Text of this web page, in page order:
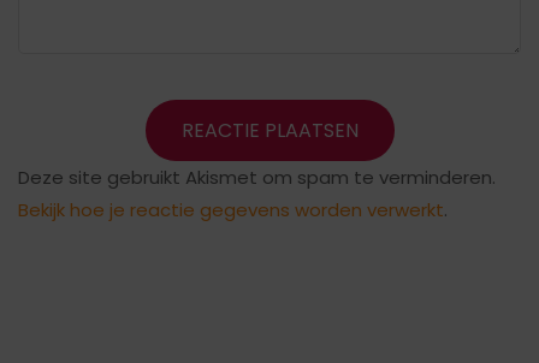
Deze site gebruikt Akismet om spam te verminderen.
Bekijk hoe je reactie gegevens worden verwerkt.